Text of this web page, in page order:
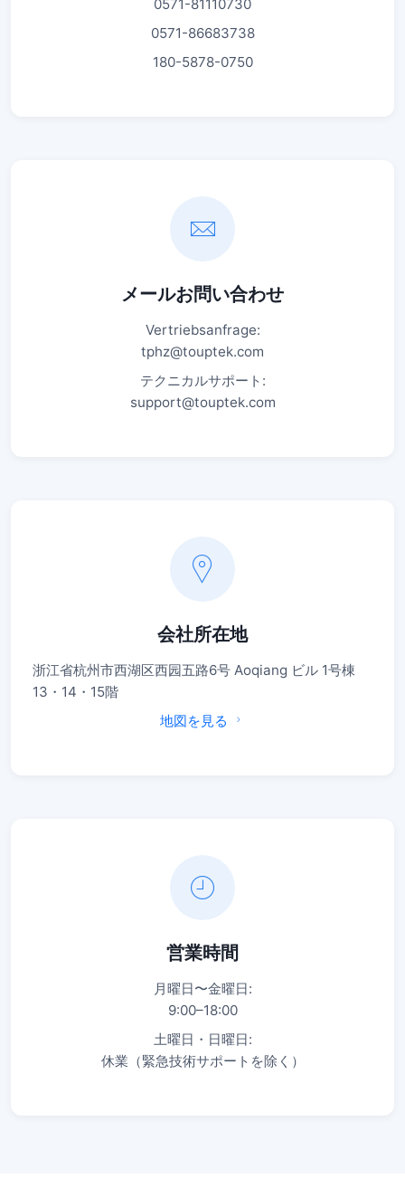
0571-81110730
0571-86683738
180-5878-0750
メールお問い合わせ
Vertriebsanfrage:
tphz@touptek.com
テクニカルサポート:
support@touptek.com
会社所在地
浙江省杭州市西湖区西园五路6号 Aoqiang ビル 1号棟
13・14・15階
地図を見る
営業時間
月曜日〜金曜日:
9:00–18:00
土曜日・日曜日:
休業（緊急技術サポートを除く）